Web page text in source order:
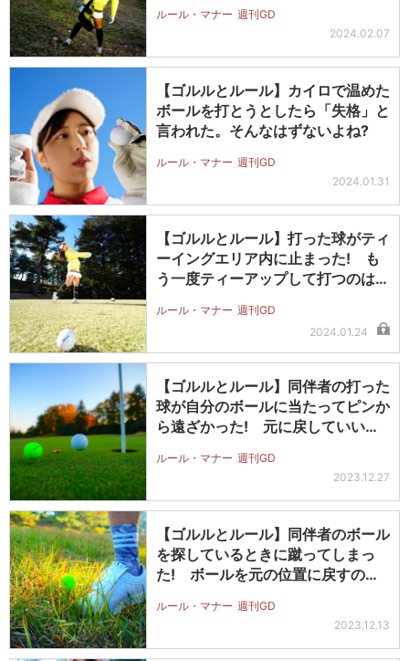
ルール・マナー 週刊GD
2024.02.07
【ゴルルとルール】カイロで温めた
ボールを打とうとしたら「失格」と
言われた。そんなはずないよね?
ルール・マナー 週刊GD
2024.01.31
【ゴルルとルール】打った球がティ
ーイングエリア内に止まった! も
う一度ティーアップして打つのはダ
ルール・マナー 週刊GD
2024.01.24
【ゴルルとルール】同伴者の打った
球が自分のボールに当たってピンか
ら遠ざかった! 元に戻していいん
ルール・マナー 週刊GD
2023.12.27
【ゴルルとルール】同伴者のボール
を探しているときに蹴ってしまっ
た! ボールを元の位置に戻すのは
ルール・マナー 週刊GD
2023.12.13